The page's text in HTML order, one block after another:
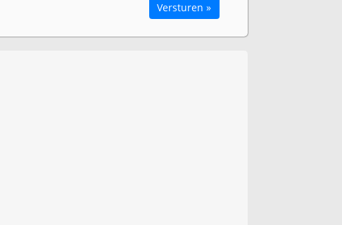
Versturen »